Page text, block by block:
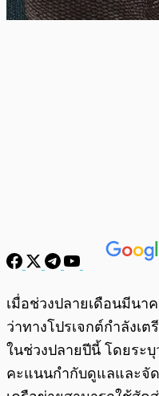
พร้อมเล่น
เมื่อช่วงปลายเดือนมีนา
ว่าทางโปรเจกต์กำลังเต
ในช่วงปลายปีนี้ โดยระ
คะแนนกำกับดูแลและจั